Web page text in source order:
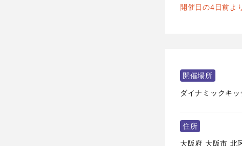
開催日の4日前よ
開催場所
ダイナミックキ
住所
大阪府 大阪市 北